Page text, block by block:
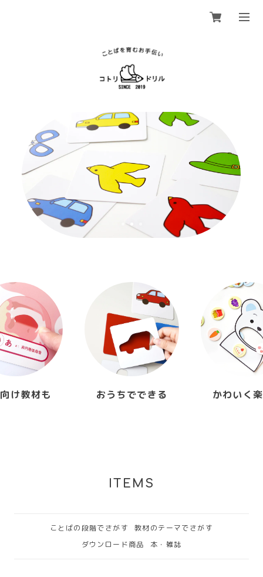
け教材も おうちでできる かわいく
ITEMS
ことばの段階でさがす
教材のテーマでさがす
ダウンロード商品
本・雑誌